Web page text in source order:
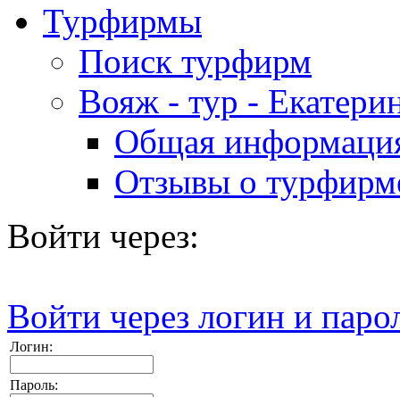
Турфирмы
Поиск турфирм
Вояж - тур -
Общая
Отзывы о
Войти через:
Войти через логин и
Логин:
Пароль: